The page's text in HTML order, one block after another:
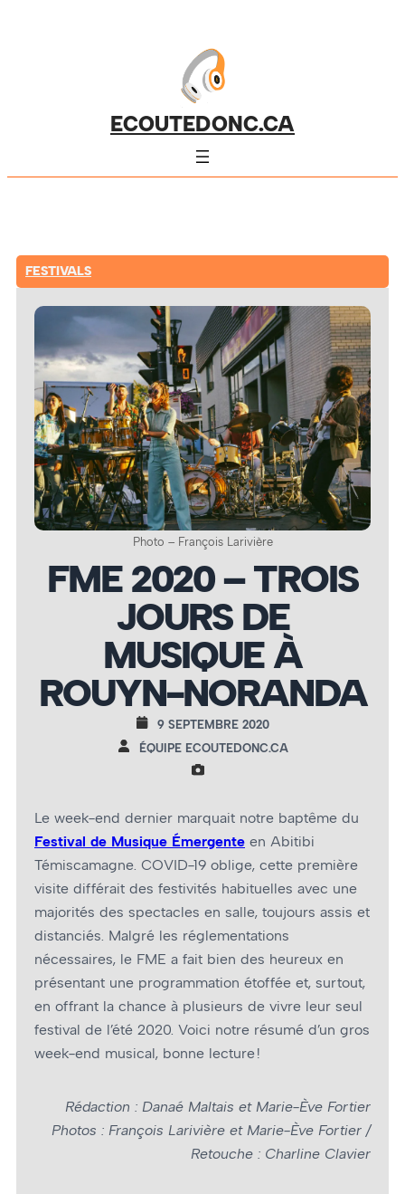
ECOUTEDONC.CA
FESTIVALS
Photo – François Larivière
FME 2020 – TROIS
JOURS DE
MUSIQUE À
ROUYN-NORANDA
9 SEPTEMBRE 2020
ÉQUIPE ECOUTEDONC.CA
Le week-end dernier marquait notre baptême du
Festival de Musique Émergente en Abitibi
Témiscamagne. COVID-19 oblige, cette première
visite différait des festivités habituelles avec une
majorités des spectacles en salle, toujours assis et
distanciés. Malgré les réglementations
nécessaires, le FME a fait bien des heureux en
présentant une programmation étoffée et, surtout,
en offrant la chance à plusieurs de vivre leur seul
festival de l’été 2020. Voici notre résumé d’un gros
week-end musical, bonne lecture !
Rédaction : Danaé Maltais et Marie-Ève Fortier
Photos : François Larivière et Marie-Ève Fortier /
Retouche : Charline Clavier